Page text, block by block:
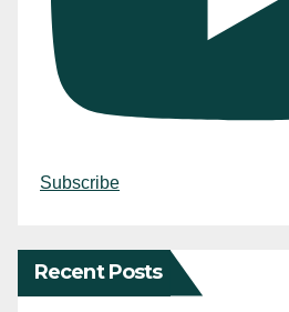
Subscribe
Recent Posts